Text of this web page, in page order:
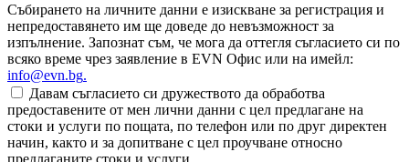
Събирането на личните данни е изискване за регистрация и
непредоставянето им ще доведе до невъзможност за
изпълнение. Запознат съм, че мога да оттегля съгласието си по
всяко време чрез заявление в EVN Офис или на имейл:
info@evn.bg.
Давам съгласието си дружеството да обработва
предоставените от мен лични данни с цел предлагане на
стоки и услуги по пощата, по телефон или по друг директен
начин, както и за допитване с цел проучване относно
предлаганите стоки и услуги.